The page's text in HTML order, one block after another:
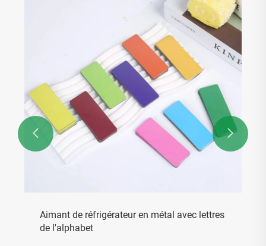
Aimant de réfrigérateur en métal avec lettres
de l'alphabet
 